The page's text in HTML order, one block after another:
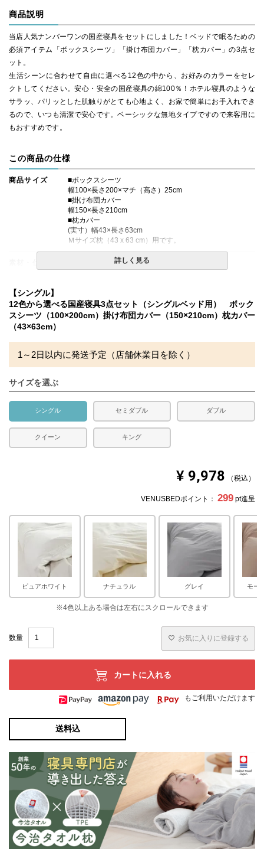
商品説明
当店人気ナンバーワンの国産寝具をセットにしました！ベッドで眠るための
必須アイテム「ボックスシーツ」「掛け布団カバー」「枕カバー」の3点セ
ット。
生活シーンに合わせて自由に選べる12色の中から、お好みのカラーをセレ
クトしてください。安心・安全の国産寝具の綿100％！ホテル寝具のような
サラッ、パリッとした肌触りがとても心地よく、お家で簡単にお手入れでき
るので、いつも清潔で安心です。ベーシックな無地タイプですので来客用に
もおすすめです。
この商品の仕様
商品サイズ
■ボックスシーツ
幅100×長さ200×マチ（高さ）25cm
■掛け布団カバー
幅150×長さ210cm
■枕カバー
(実寸）幅43×長さ63cm
Ｍサイズ枕（43 x 63 cm）用です。
綿100％■ボックスシーツ
上下ゴムタイプ
サイドファスナー式
ふとんのズレ防止用のひもが8ヶ所（4隅、4辺の中央）に
ついています。
合わせ式
送料
・配達日指定ＯＫ！
※北海道・沖縄・離島等一部地域へのお届けは別途送料が
発生する場合がございます。また発送予定も変更になる場
詳しく見る
【シングル】
12色から選べる国産寝具3点セット（シングルベッド用） ボック
スシーツ（100×200cm）掛け布団カバー（150×210cm）枕カバー
（43×63cm）
1～2日以内に発送予定（店舗休業日を除く）
サイズを選ぶ
シングル セミダブル ダブル
クイーン キング
¥ 9,978 税込
VENUSBEDポイント： 299 pt進呈
ピュアホワイト ナチュラル グレイ モー
お気に入りに登録する
カートに入れる
もご利用いただけます
送料込